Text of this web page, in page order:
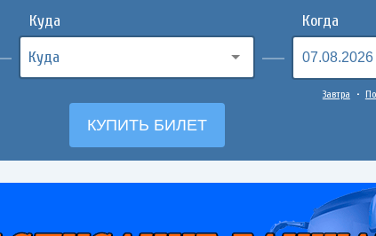
Куда Когда
Завтра •